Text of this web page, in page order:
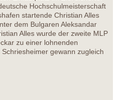
Hochschulmeisterschaft
startende Christian Alles
dem Bulgaren Aleksandar
Alles wurde der zweite MLP
zu einer lohnenden
gewann zugleich